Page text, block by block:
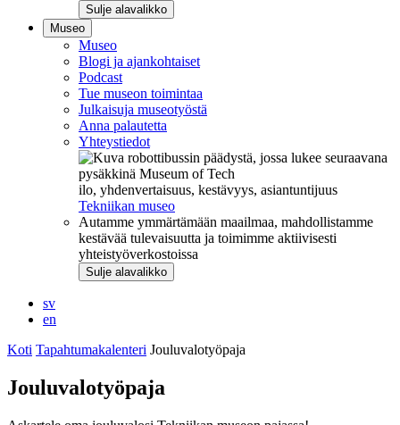
Sulje alavalikko
Museo
Museo
Blogi ja ajankohtaiset
Podcast
Tue museon toimintaa
Julkaisuja museotyöstä
Anna palautetta
Yhteystiedot
ilo, yhdenvertaisuus, kestävyys, asiantuntijuus
Tekniikan museo
Autamme ymmärtämään maailmaa, mahdollistamme
kestävää tulevaisuutta ja toimimme aktiivisesti
yhteistyöverkostoissa
Sulje alavalikko
sv
en
Koti Tapahtumakalenteri Jouluvalotyöpaja
Jouluvalotyöpaja